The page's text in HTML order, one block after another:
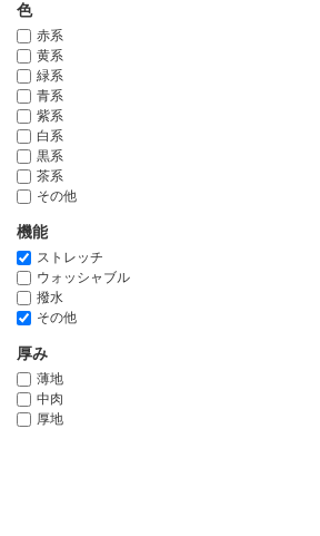
色
赤系
黄系
緑系
青系
紫系
白系
黒系
茶系
その他
機能
ストレッチ
ウォッシャブル
撥水
その他
厚み
薄地
中肉
厚地